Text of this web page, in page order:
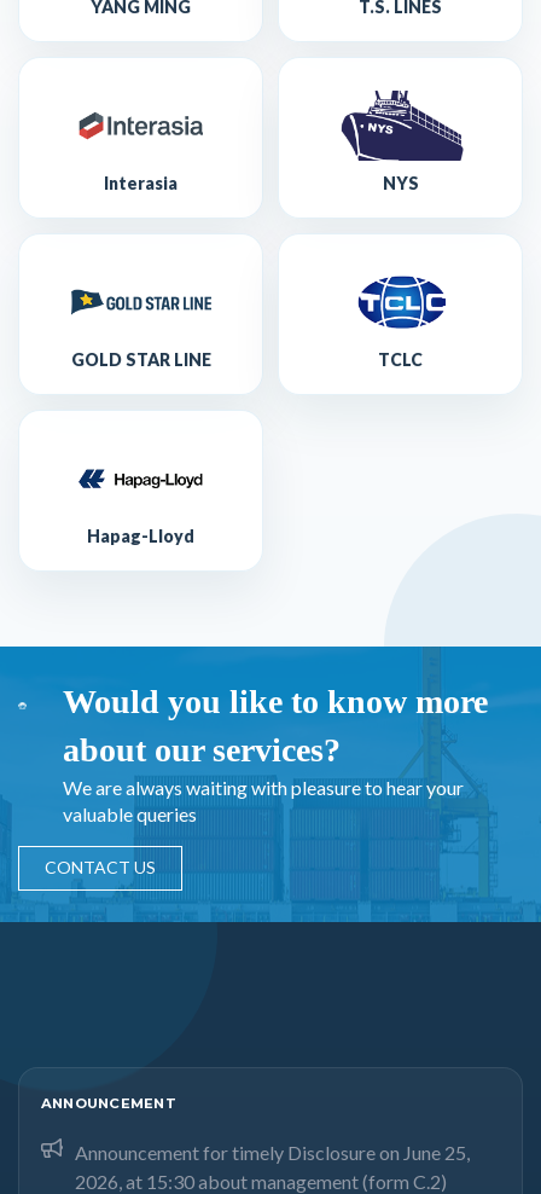
YANG MING T.S. LINES
Interasia NYS
GOLD STAR LINE TCLC
Hapag-Lloyd
Would you like to know more
about our services?
We are always waiting with pleasure to hear your
valuable queries
CONTACT US
ANNOUNCEMENT
Announcement for timely Disclosure on June 25,
2026, at 15:30 about management (form C.2)